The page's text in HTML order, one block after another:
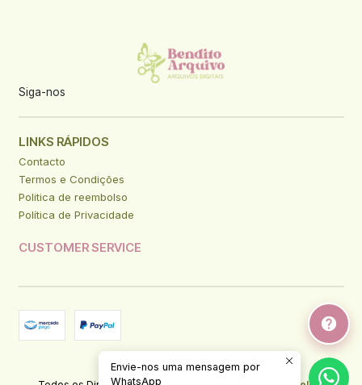
Siga-nos
LINKS RÁPIDOS
Contacto
Termos e Condições
Politica de reembolso
Política de Privacidade
CUSTOMER SERVICE
2026 Bendito Arquivo.
Envie-nos uma mensagem por
WhatsApp